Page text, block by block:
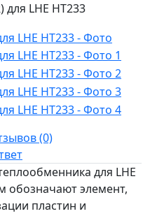
LHE HT233
(0)
для LHE
обозначают элемент,
пластин и